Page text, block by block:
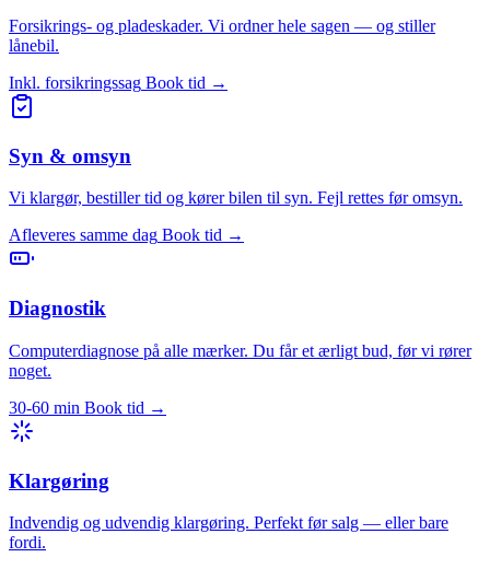
Forsikrings- og pladeskader. Vi ordner hele sagen — og stiller
lånebil.
Inkl. forsikringssag Book tid →
Syn & omsyn
Vi klargør, bestiller tid og kører bilen til syn. Fejl rettes før omsyn.
Afleveres samme dag Book tid →
Diagnostik
Computerdiagnose på alle mærker. Du får et ærligt bud, før vi rører
noget.
30-60 min Book tid →
Klargøring
Indvendig og udvendig klargøring. Perfekt før salg — eller bare
fordi.